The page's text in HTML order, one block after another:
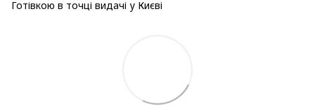
Готівкою в точці видачі у Києві